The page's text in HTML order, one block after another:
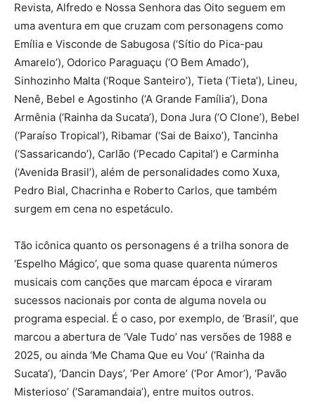
Revista, Alfredo e Nossa Senhora das Oito seguem em
uma aventura em que cruzam com personagens como
Emília e Visconde de Sabugosa (‘Sítio do Pica-pau
Amarelo’), Odorico Paraguaçu (‘O Bem Amado’),
Sinhozinho Malta (‘Roque Santeiro’), Tieta (‘Tieta’), Lineu,
Nenê, Bebel e Agostinho (‘A Grande Família’), Dona
Armênia (‘Rainha da Sucata’), Dona Jura (‘O Clone’), Bebel
(‘Paraíso Tropical’), Ribamar (‘Sai de Baixo’), Tancinha
(‘Sassaricando’), Carlão (‘Pecado Capital’) e Carminha
(‘Avenida Brasil’), além de personalidades como Xuxa,
Pedro Bial, Chacrinha e Roberto Carlos, que também
surgem em cena no espetáculo.
Tão icônica quanto os personagens é a trilha sonora de
‘Espelho Mágico’, que soma quase quarenta números
musicais com canções que marcam época e viraram
sucessos nacionais por conta de alguma novela ou
programa especial. É o caso, por exemplo, de ‘Brasil’, que
marcou a abertura de ‘Vale Tudo’ nas versões de 1988 e
2025, ou ainda ‘Me Chama Que eu Vou’ (‘Rainha da
Sucata’), ‘Dancin Days’, ‘Per Amore’ (‘Por Amor’), ‘Pavão
Misterioso’ (‘Saramandaia’), entre muitos outros.